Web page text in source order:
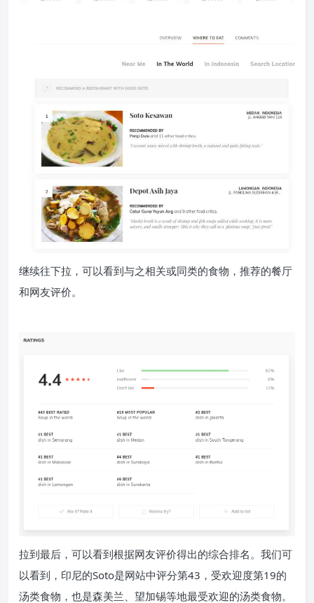
继续往下拉，可以看到与之相关或同类的食物，推荐的餐厅
和网友评价。
拉到最后，可以看到根据网友评价得出的综合排名。我们可
以看到，印尼的Soto是网站中评分第43，受欢迎度第19的
汤类食物，也是森美兰、望加锡等地最受欢迎的汤类食物。